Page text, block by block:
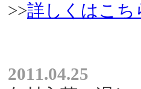
>>詳しくはこち
2011.04.25